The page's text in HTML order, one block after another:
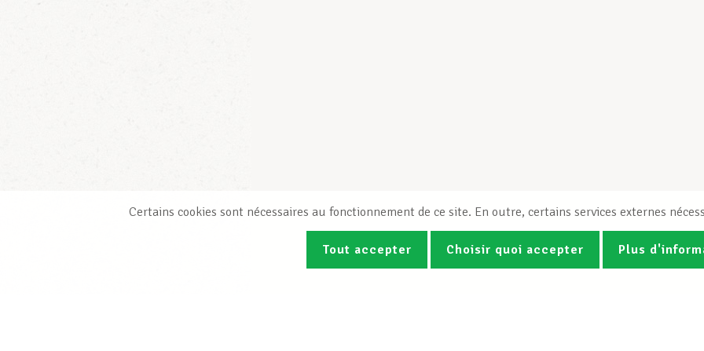
Certains cookies sont nécessaires au fonctionnement de ce site. En outre, certains services externes
Tout accepter Choisir quoi accepter Plus